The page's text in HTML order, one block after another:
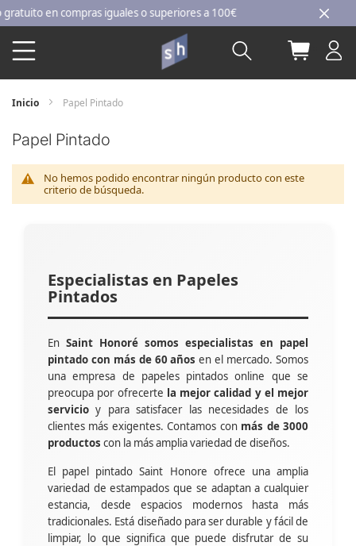
Ir
al
contenido
en compras iguales o superiores a 100€
Buscar Mi
Inicio Papel Pintado
Papel Pintado
No hemos podido encontrar ningún producto con este
criterio de búsqueda.
Especialistas en Papeles
Pintados
En Saint Honoré somos especialistas en papel
pintado con más de 60 años en el mercado. Somos
una empresa de papeles pintados online que se
preocupa por ofrecerte la mejor calidad y el mejor
servicio y para satisfacer las necesidades de los
clientes más exigentes. Contamos con más de 3000
productos con la más amplia variedad de diseños.
El papel pintado Saint Honore ofrece una amplia
variedad de estampados que se adaptan a cualquier
estancia, desde espacios modernos hasta más
tradicionales. Está diseñado para ser durable y fácil de
limpiar, lo que significa que puede disfrutar de su